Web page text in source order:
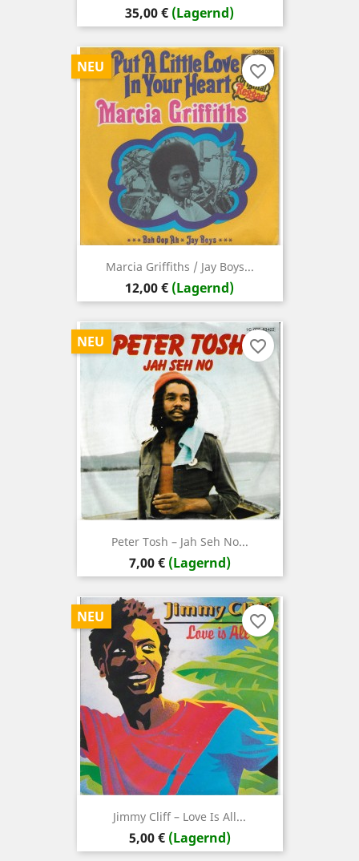
Preis
35,00 € (Lagernd)
Marcia Griffiths / Jay Boys...
Preis
12,00 € (Lagernd)
NEU favorite_border
Peter Tosh – Jah Seh No...
Preis
7,00 € (Lagernd)
NEU favorite_border
Jimmy Cliff – Love Is All...
Preis
5,00 € (Lagernd)
NEU favorite_border